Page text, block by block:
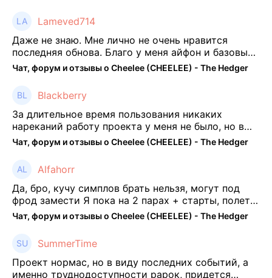
Lameved714
Даже не знаю. Мне лично не очень нравится
последняя обнова. Благо у меня айфон и базовые
механики платформы остались не тронуты. То
есть нет автоматической прокачки как у ...
Чат, форум и отзывы о Cheelee (CHEELEE) - The Hedger
Blackberry
За длительное время пользования никаких
нареканий работу проекта у меня не было, но в
последнее несколько месяцев как то его
подзабросил (было много изменений, решил отси
Чат, форум и отзывы о Cheelee (CHEELEE) - The Hedger
Alfahorr
Да, бро, кучу симплов брать нельзя, могут под
фрод замести Я пока на 2 парах + старты, полет
нормальный🤓👌🏻
Чат, форум и отзывы о Cheelee (CHEELEE) - The Hedger
SummerTime
Проект нормас, но в виду последних событий, а
именно труднодоступности рарок, придется